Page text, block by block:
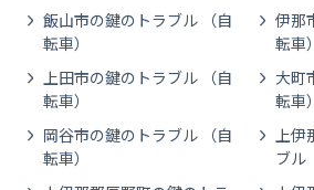
飯山市の鍵のトラブル （自
転車）
伊那
転車）
上田市の鍵のトラブル （自
転車）
大町
転車）
岡谷市の鍵のトラブル （自
転車）
上伊
ブル